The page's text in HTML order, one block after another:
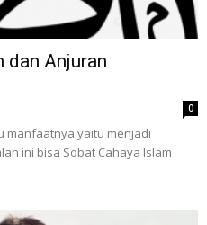
dan Anjuran
0
manfaatnya yaitu menjadi
ini bisa Sobat Cahaya Islam